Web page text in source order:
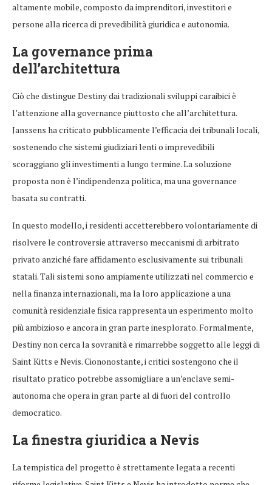
altamente mobile, composto da imprenditori, investitori e
persone alla ricerca di prevedibilità giuridica e autonomia.
La governance prima
dell’architettura
Ciò che distingue Destiny dai tradizionali sviluppi caraibici è
l’attenzione alla governance piuttosto che all’architettura.
Janssens ha criticato pubblicamente l’efficacia dei tribunali locali,
sostenendo che sistemi giudiziari lenti o imprevedibili
scoraggiano gli investimenti a lungo termine. La soluzione
proposta non è l’indipendenza politica, ma una governance
basata su contratti.
In questo modello, i residenti accetterebbero volontariamente di
risolvere le controversie attraverso meccanismi di arbitrato
privato anziché fare affidamento esclusivamente sui tribunali
statali. Tali sistemi sono ampiamente utilizzati nel commercio e
nella finanza internazionali, ma la loro applicazione a una
comunità residenziale fisica rappresenta un esperimento molto
più ambizioso e ancora in gran parte inesplorato. Formalmente,
Destiny non cerca la sovranità e rimarrebbe soggetto alle leggi di
Saint Kitts e Nevis. Ciononostante, i critici sostengono che il
risultato pratico potrebbe assomigliare a un’enclave semi-
autonoma che opera in gran parte al di fuori del controllo
democratico.
La finestra giuridica a Nevis
La tempistica del progetto è strettamente legata a recenti